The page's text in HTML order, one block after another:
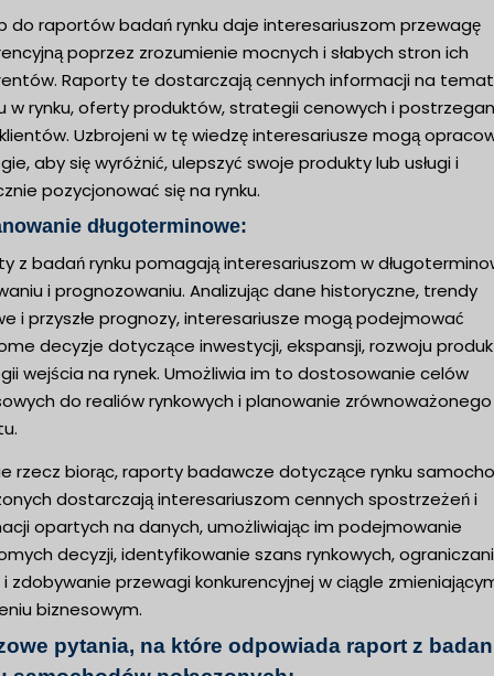
do raportów badań rynku daje interesariuszom przewagę
poprzez zrozumienie mocnych i słabych stron ich
Raporty te dostarczają cennych informacji na temat
w rynku, oferty produktów, strategii cenowych i
Uzbrojeni w tę wiedzę interesariusze mogą
aby się wyróżnić, ulepszyć swoje produkty lub usługi i
pozycjonować się na rynku.
długoterminowe:
z badań rynku pomagają interesariuszom w
i prognozowaniu. Analizując dane historyczne, trendy
i przyszłe prognozy, interesariusze mogą podejmować
decyzje dotyczące inwestycji, ekspansji, rozwoju
wejścia na rynek. Umożliwia im to dostosowanie celów
do realiów rynkowych i planowanie zrównoważonego
rzecz biorąc, raporty badawcze dotyczące rynku
dostarczają interesariuszom cennych spostrzeżeń i
opartych na danych, umożliwiając im podejmowanie
decyzji, identyfikowanie szans rynkowych,
i zdobywanie przewagi konkurencyjnej w ciągle
biznesowym.
pytania, na które odpowiada raport z